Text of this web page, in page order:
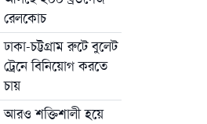
রেলকোচ
ঢাকা-চট্টগ্রাম রুটে বুলেট
ট্রেনে বিনিয়োগ করতে
চায়
আরও শক্তিশালী হয়ে